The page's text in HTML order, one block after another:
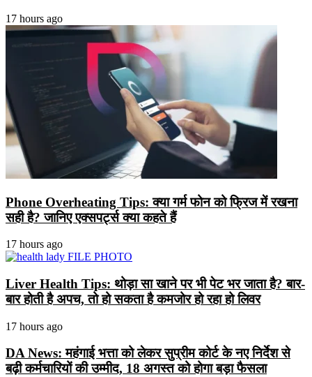
17 hours ago
Phone Overheating Tips: क्या गर्म फोन को फ्रिज में रखना
सही है? जानिए एक्सपर्ट्स क्या कहते हैं
17 hours ago
Liver Health Tips: थोड़ा सा खाने पर भी पेट भर जाता है? बार-
बार होती है अपच, तो हो सकता है कमजोर हो रहा हो लिवर
17 hours ago
DA News: महंगाई भत्ता को लेकर सुप्रीम कोर्ट के नए निर्देश से
बढ़ी कर्मचारियों की उम्मीद, 18 अगस्त को होगा बड़ा फैसला